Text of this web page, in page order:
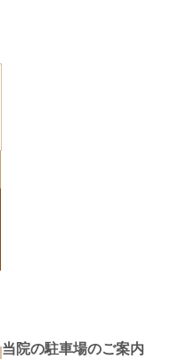
当院の駐車場のご案内